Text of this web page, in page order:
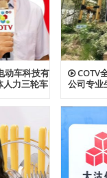
动车科技有
人力三轮车
样，欢
欢迎大
COTV
公司专业
宠物帐篷
设计创
工厂，欢